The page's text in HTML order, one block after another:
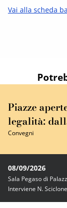
Vai alla scheda
Piazze
legalità:
Convegni
08/09/2026
Sala Pegaso di
Interviene N. Sciclone